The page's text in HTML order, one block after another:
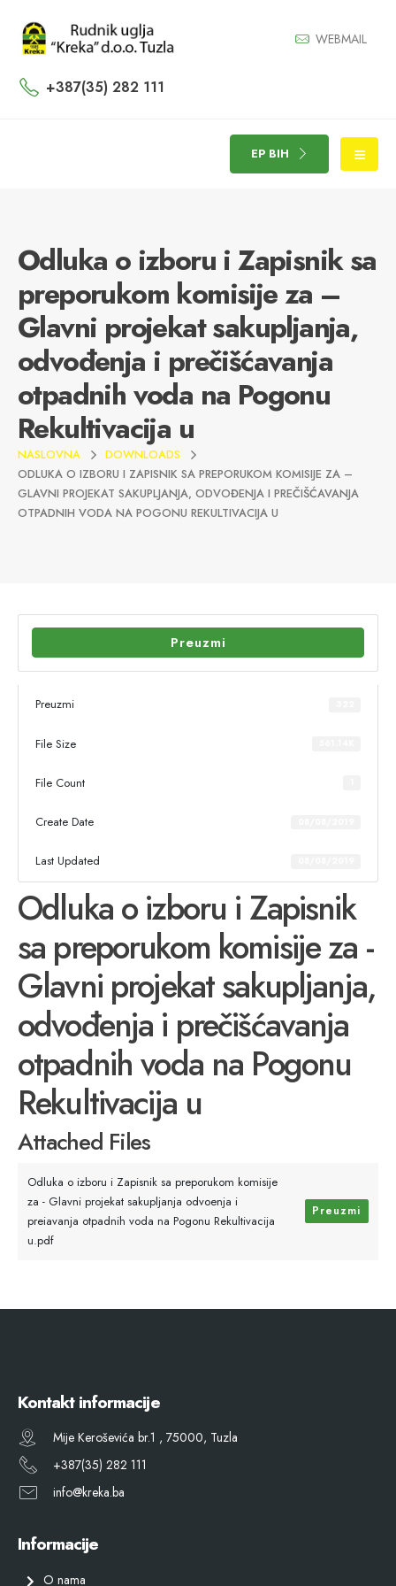
WEBMAIL
+387(35) 282 111
EP BIH
Odluka o izboru i Zapisnik sa
preporukom komisije za –
Glavni projekat sakupljanja,
odvođenja i prečišćavanja
otpadnih voda na Pogonu
Rekultivacija u
NASLOVNA
DOWNLOADS
ODLUKA O IZBORU I ZAPISNIK SA PREPORUKOM KOMISIJE ZA –
GLAVNI PROJEKAT SAKUPLJANJA, ODVOĐENJA I PREČIŠĆAVANJA
OTPADNIH VODA NA POGONU REKULTIVACIJA U
Preuzmi
Preuzmi
File Size
File Count
Create Date
Last Updated
Odluka o izboru i Zapisnik
sa preporukom komisije za -
Glavni projekat sakupljanja,
odvođenja i prečišćavanja
otpadnih voda na Pogonu
Rekultivacija u
Attached Files
Odluka o izboru i Zapisnik sa preporukom komisije
za - Glavni projekat sakupljanja odvoenja i
preiavanja otpadnih voda na Pogonu Rekultivacija
u.pdf
Preuzmi
Kontakt informacije
Mije Keroševića br.1 , 75000, Tuzla
+387(35) 282 111
info@kreka.ba
Informacije
O nama